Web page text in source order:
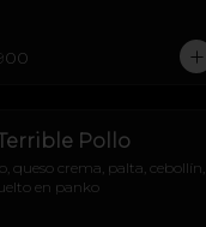
Pollo
queso crema, palta, cebollín,
en panko